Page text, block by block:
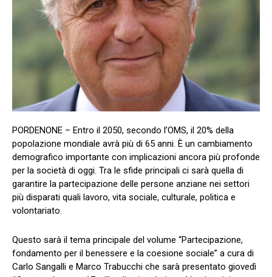
PORDENONE – Entro il 2050, secondo l’OMS, il 20% della
popolazione mondiale avrà più di 65 anni. È un cambiamento
demografico importante con implicazioni ancora più profonde
per la società di oggi. Tra le sfide principali ci sarà quella di
garantire la partecipazione delle persone anziane nei settori
più disparati quali lavoro, vita sociale, culturale, politica e
volontariato.
Questo sarà il tema principale del volume “Partecipazione,
fondamento per il benessere e la coesione sociale” a cura di
Carlo Sangalli e Marco Trabucchi che sarà presentato giovedì